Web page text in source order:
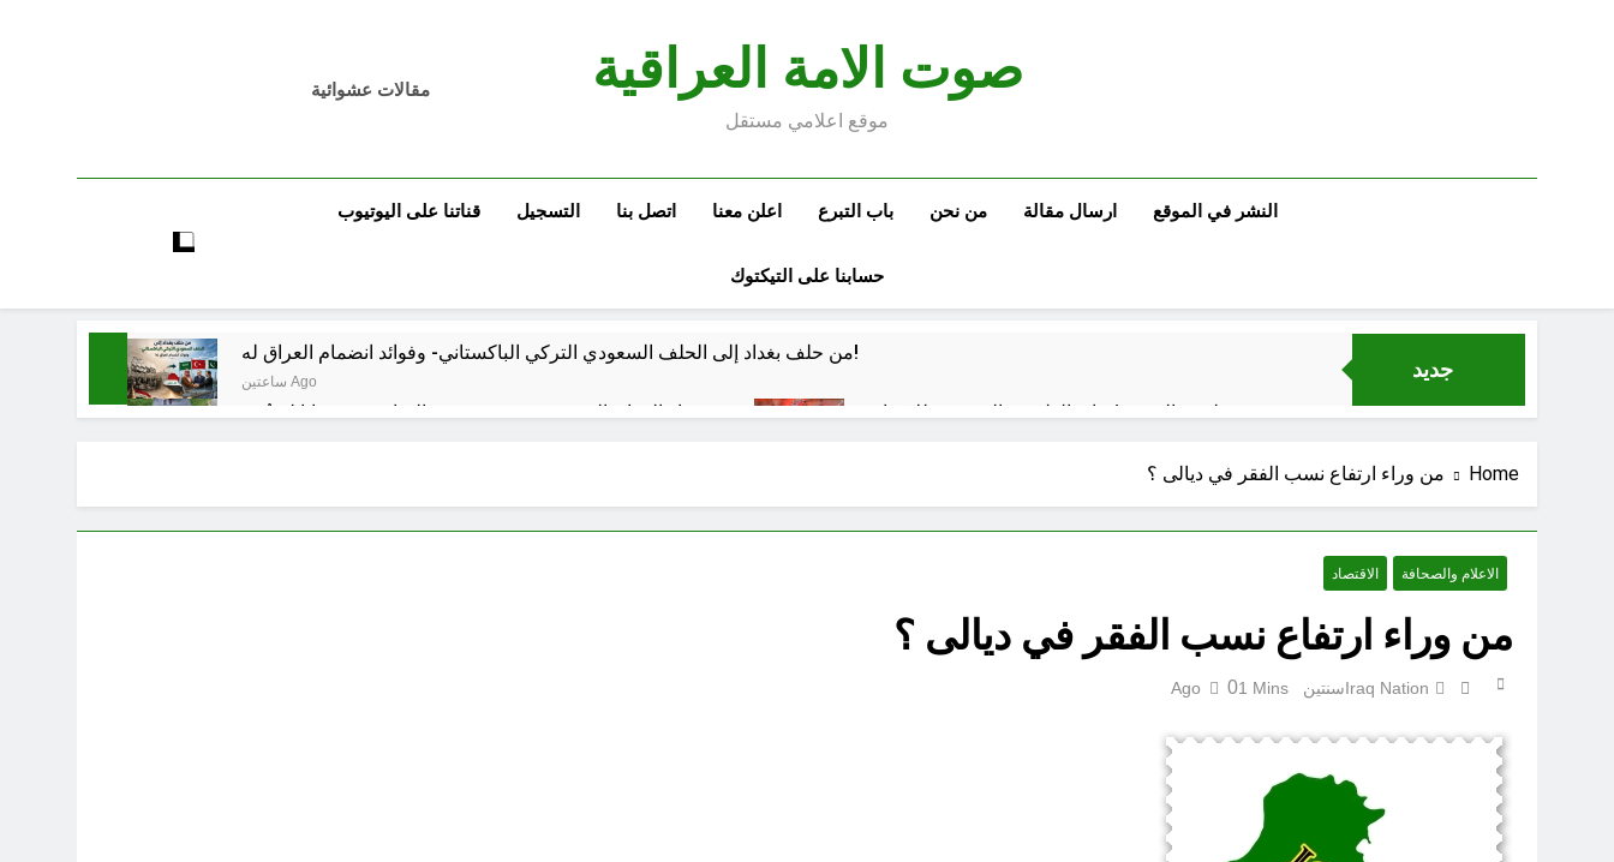
صوت الامة العراقية
موقع اعلامي مستقل
مقالات عشوائية
النشر في الموقع ارسال مقالة من نحن باب التبرع اعلن معنا اتصل بنا التسجيل قناتنا على اليوتيوب
حسابنا على التيكتوك
جديد
من حلف بغداد إلى الحلف السعودي التركي الباكستاني- وفوائد انضمام العراق له!
ساعتين Ago
شعراء العراق الذين بقيت قبورهم في المنافي.. ووصايا لم تُنفذ لوحة النشوة / راي الفلسفة التجريدية للانسان
السمّ الصامت في كفّك.. حين تغتالنا الأكياس البلاستيكية
خطب صلاة الجمعة (ح 22) (تمييز وخلافة بني البشر)
Home من وراء ارتفاع نسب الفقر في ديالى ؟
الاعلام والصحافة الاقتصاد
من وراء ارتفاع نسب الفقر في ديالى ؟
Iraq Nationسنتين Ago 01 Mins